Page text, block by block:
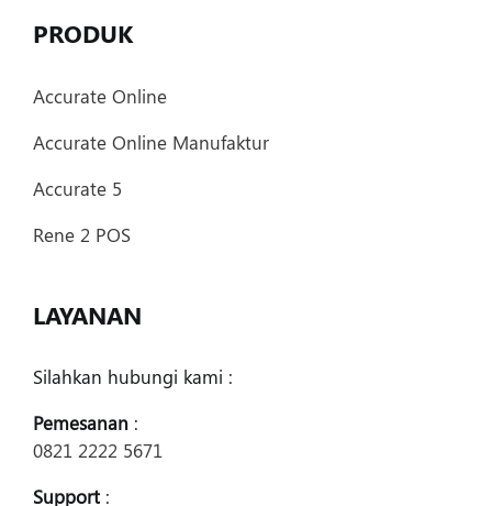
PRODUK
Accurate Online
Accurate Online Manufaktur
Accurate 5
Rene 2 POS
LAYANAN
Silahkan hubungi kami :
Pemesanan:
0821 2222 5671
Support: